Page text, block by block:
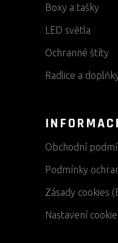
Boxy a tašky
LED světla
Ochranné štíty
Radlice a
Obchodní
Podmínky
Zásady cookies
Nastavení